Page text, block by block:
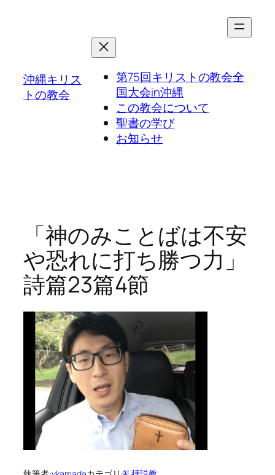
沖縄キリス
トの教会
第75回キリストの教会全
国大会in沖縄
この教会について
聖書の学び
お知らせ
「神のみことばは不安
や恐れに打ち勝つ力」
詩篇23篇4節